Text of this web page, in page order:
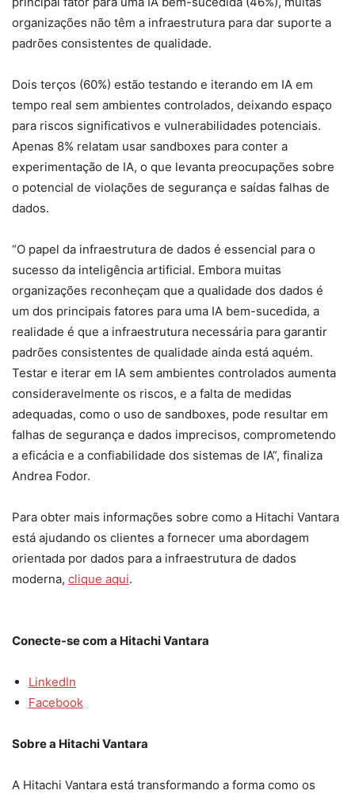
organizações não têm a infraestrutura para dar suporte a
padrões consistentes de qualidade.
Dois terços (60%) estão testando e iterando em IA em
tempo real sem ambientes controlados, deixando espaço
para riscos significativos e vulnerabilidades potenciais.
Apenas 8% relatam usar sandboxes para conter a
experimentação de IA, o que levanta preocupações sobre
o potencial de violações de segurança e saídas falhas de
dados.
“O papel da infraestrutura de dados é essencial para o
sucesso da inteligência artificial. Embora muitas
organizações reconheçam que a qualidade dos dados é
um dos principais fatores para uma IA bem-sucedida, a
realidade é que a infraestrutura necessária para garantir
padrões consistentes de qualidade ainda está aquém.
Testar e iterar em IA sem ambientes controlados aumenta
consideravelmente os riscos, e a falta de medidas
adequadas, como o uso de sandboxes, pode resultar em
falhas de segurança e dados imprecisos, comprometendo
a eficácia e a confiabilidade dos sistemas de IA”, finaliza
Andrea Fodor.
Para obter mais informações sobre como a Hitachi Vantara
está ajudando os clientes a fornecer uma abordagem
orientada por dados para a infraestrutura de dados
moderna, clique aqui.
Conecte-se com a Hitachi Vantara
LinkedIn
Facebook
Sobre a Hitachi Vantara
A Hitachi Vantara está transformando a forma como os